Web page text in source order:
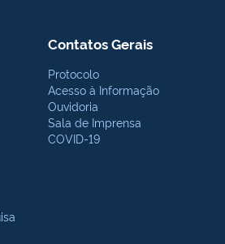
Contatos Gerais
Protocolo
Acesso à Informação
Ouvidoria
Sala de Imprensa
COVID-19